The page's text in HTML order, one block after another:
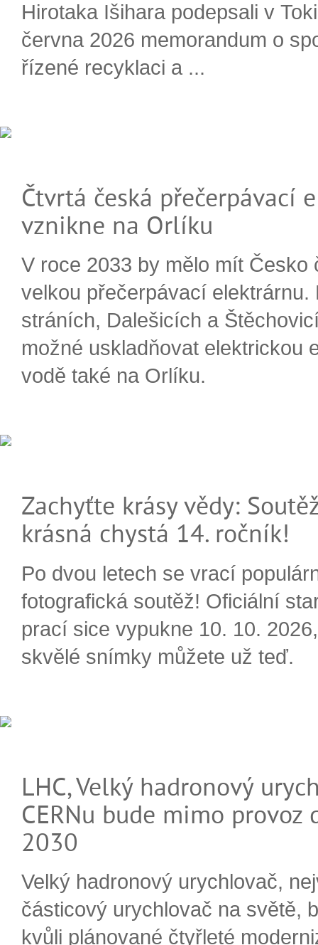
Hirotaka Išihara podepsali v
června 2026 memorandum o
řízené recyklaci a ...
Čtvrtá česká přečerpávací
vznikne na Orlíku
V roce 2033 by mělo mít Česko
velkou přečerpávací elektrárnu.
stráních, Dalešicích a
možné uskladňovat elektrickou
vodě také na Orlíku.
Zachyťte krásy vědy:
krásná chystá 14. ročník!
Po dvou letech se vrací
fotografická soutěž! Oficiální
prací sice vypukne 10. 10.
skvělé snímky můžete už teď.
LHC, Velký hadronový
CERNu bude mimo provoz
2030
Velký hadronový urychlovač,
částicový urychlovač na světě,
kvůli plánované čtyřleté